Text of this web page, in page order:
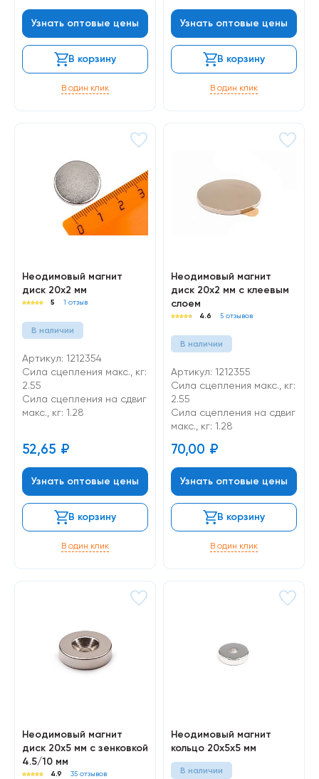
Узнать оптовые цены
В корзину
В один клик
Узнать оптовые цены
В корзину
В один клик
Неодимовый магнит
диск 20х2 мм
5 1 отзыв
В наличии
Артикул: 1212354
Сила сцепления макс., кг:
2.55
Cила сцепления на сдвиг
макс., кг: 1.28
52,65 ₽
Узнать оптовые цены
В корзину
В один клик
Неодимовый магнит
диск 20х2 мм с клеевым
слоем
4.6 5 отзывов
В наличии
Артикул: 1212355
Сила сцепления макс., кг:
2.55
Cила сцепления на сдвиг
макс., кг: 1.28
70,00 ₽
Узнать оптовые цены
В корзину
В один клик
Неодимовый магнит
диск 20х5 мм с зенковкой
4.5/10 мм
4.9 35 отзывов
Неодимовый магнит
кольцо 20х5х5 мм
В наличии